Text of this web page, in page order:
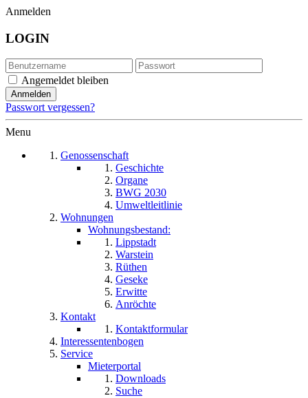
Anmelden
LOGIN
Angemeldet bleiben
Passwort vergessen?
Menu
Genossenschaft
Geschichte
Organe
BWG 2030
Umweltleitlinie
Wohnungen
Wohnungsbestand:
Lippstadt
Warstein
Rüthen
Geseke
Erwitte
Anröchte
Kontakt
Kontaktformular
Interessentenbogen
Service
Mieterportal
Downloads
Suche